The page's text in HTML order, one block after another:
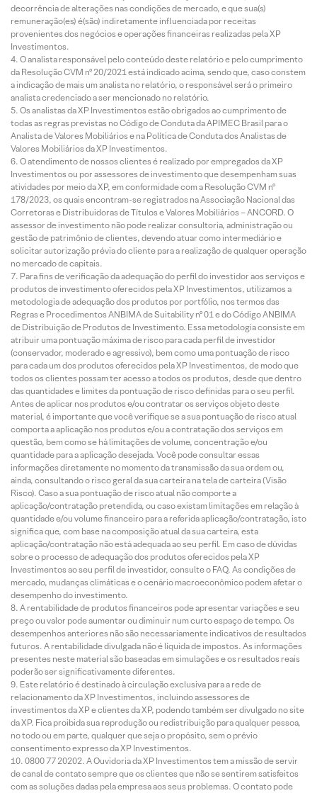
decorrência de alterações nas condições de mercado, e que sua(s)
remuneração(es) é(são) indiretamente influenciada por receitas
provenientes dos negócios e operações financeiras realizadas pela XP
Investimentos.
O analista responsável pelo conteúdo deste relatório e pelo cumprimento
da Resolução CVM nº 20/2021 está indicado acima, sendo que, caso constem
a indicação de mais um analista no relatório, o responsável será o primeiro
analista credenciado a ser mencionado no relatório.
Os analistas da XP Investimentos estão obrigados ao cumprimento de
todas as regras previstas no Código de Conduta da APIMEC Brasil para o
Analista de Valores Mobiliários e na Política de Conduta dos Analistas de
Valores Mobiliários da XP Investimentos.
O atendimento de nossos clientes é realizado por empregados da XP
Investimentos ou por assessores de investimento que desempenham suas
atividades por meio da XP, em conformidade com a Resolução CVM nº
178/2023, os quais encontram-se registrados na Associação Nacional das
Corretoras e Distribuidoras de Títulos e Valores Mobiliários – ANCORD. O
assessor de investimento não pode realizar consultoria, administração ou
gestão de patrimônio de clientes, devendo atuar como intermediário e
solicitar autorização prévia do cliente para a realização de qualquer operação
no mercado de capitais.
Para fins de verificação da adequação do perfil do investidor aos serviços e
produtos de investimento oferecidos pela XP Investimentos, utilizamos a
metodologia de adequação dos produtos por portfólio, nos termos das
Regras e Procedimentos ANBIMA de Suitability nº 01 e do Código ANBIMA
de Distribuição de Produtos de Investimento. Essa metodologia consiste em
atribuir uma pontuação máxima de risco para cada perfil de investidor
(conservador, moderado e agressivo), bem como uma pontuação de risco
para cada um dos produtos oferecidos pela XP Investimentos, de modo que
todos os clientes possam ter acesso a todos os produtos, desde que dentro
das quantidades e limites da pontuação de risco definidas para o seu perfil.
Antes de aplicar nos produtos e/ou contratar os serviços objeto deste
material, é importante que você verifique se a sua pontuação de risco atual
comporta a aplicação nos produtos e/ou a contratação dos serviços em
questão, bem como se há limitações de volume, concentração e/ou
quantidade para a aplicação desejada. Você pode consultar essas
informações diretamente no momento da transmissão da sua ordem ou,
ainda, consultando o risco geral da sua carteira na tela de carteira (Visão
Risco). Caso a sua pontuação de risco atual não comporte a
aplicação/contratação pretendida, ou caso existam limitações em relação à
quantidade e/ou volume financeiro para a referida aplicação/contratação, isto
significa que, com base na composição atual da sua carteira, esta
aplicação/contratação não está adequada ao seu perfil. Em caso de dúvidas
sobre o processo de adequação dos produtos oferecidos pela XP
Investimentos ao seu perfil de investidor, consulte o FAQ. As condições de
mercado, mudanças climáticas e o cenário macroeconômico podem afetar o
desempenho do investimento.
A rentabilidade de produtos financeiros pode apresentar variações e seu
preço ou valor pode aumentar ou diminuir num curto espaço de tempo. Os
desempenhos anteriores não são necessariamente indicativos de resultados
futuros. A rentabilidade divulgada não é líquida de impostos. As informações
presentes neste material são baseadas em simulações e os resultados reais
poderão ser significativamente diferentes.
Este relatório é destinado à circulação exclusiva para a rede de
relacionamento da XP Investimentos, incluindo assessores de
investimentos da XP e clientes da XP, podendo também ser divulgado no site
da XP. Fica proibida sua reprodução ou redistribuição para qualquer pessoa,
no todo ou em parte, qualquer que seja o propósito, sem o prévio
consentimento expresso da XP Investimentos.
0800 77 20202. A Ouvidoria da XP Investimentos tem a missão de servir
de canal de contato sempre que os clientes que não se sentirem satisfeitos
com as soluções dadas pela empresa aos seus problemas. O contato pode